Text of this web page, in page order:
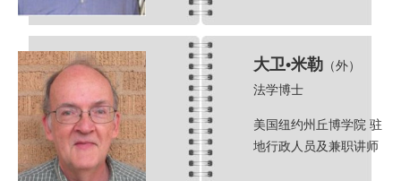
大卫•米勒 （外）
法学博士
美国纽约州丘博学院 驻
地行政人员及兼职讲师